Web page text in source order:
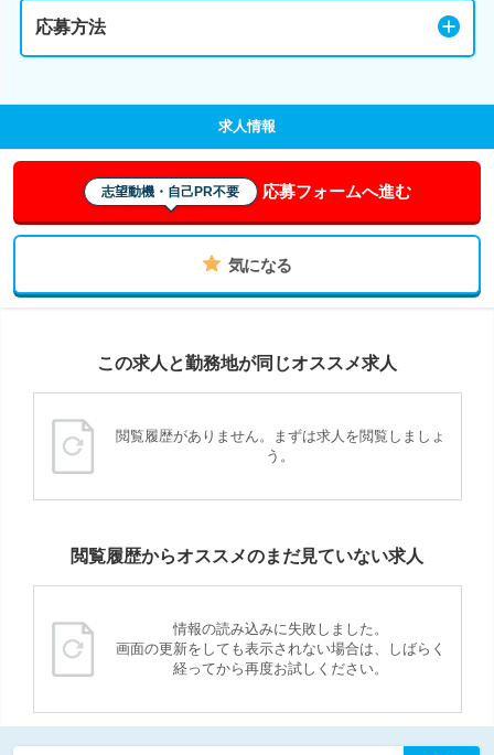
応募方法
求人情報
志望動機・自己PR不要 応募フォームへ進む
気になる
この求人と勤務地が同じオススメ求人
閲覧履歴がありません。まずは求人を閲覧しましょ
う。
閲覧履歴からオススメのまだ見ていない求人
情報の読み込みに失敗しました。
画面の更新をしても表示されない場合は、しばらく
経ってから再度お試しください。